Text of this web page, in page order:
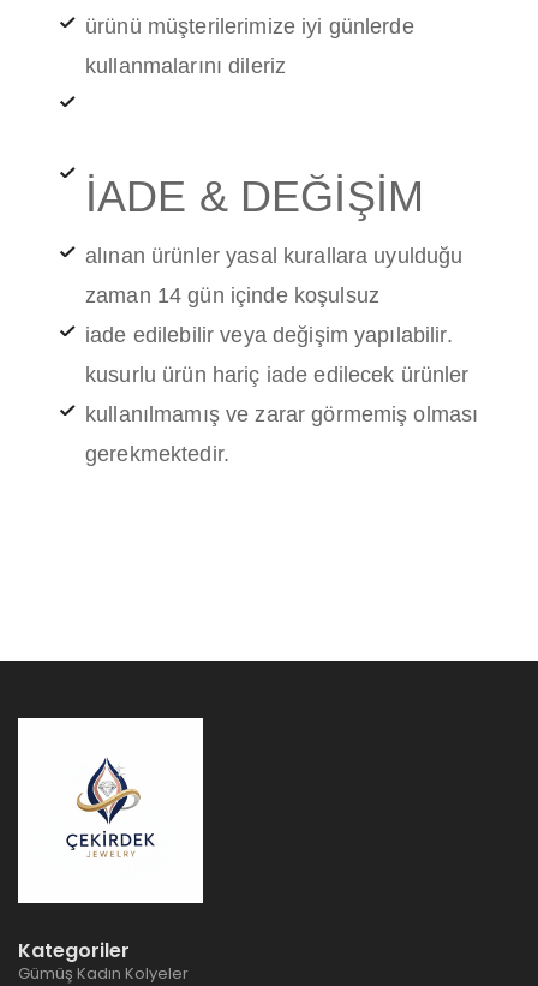
ürünü müşterilerimize iyi günlerde
kullanmalarını dileriz
İADE & DEĞİŞİM
alınan ürünler yasal kurallara uyulduğu
zaman 14 gün içinde koşulsuz
iade edilebilir veya değişim yapılabilir.
kusurlu ürün hariç iade edilecek ürünler
kullanılmamış ve zarar görmemiş olması
gerekmektedir.
Kategoriler
Gümüş Kadın Kolyeler